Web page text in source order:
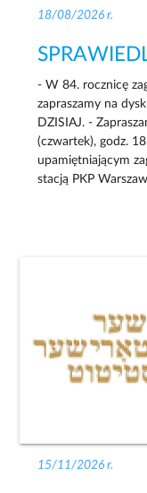
18/08/2026 r.
- W 84. rocznicę
zapraszamy na
DZISIAJ. -
(czwartek), godz.
upamiętniającym
stacją PKP
15/11/2026 r.